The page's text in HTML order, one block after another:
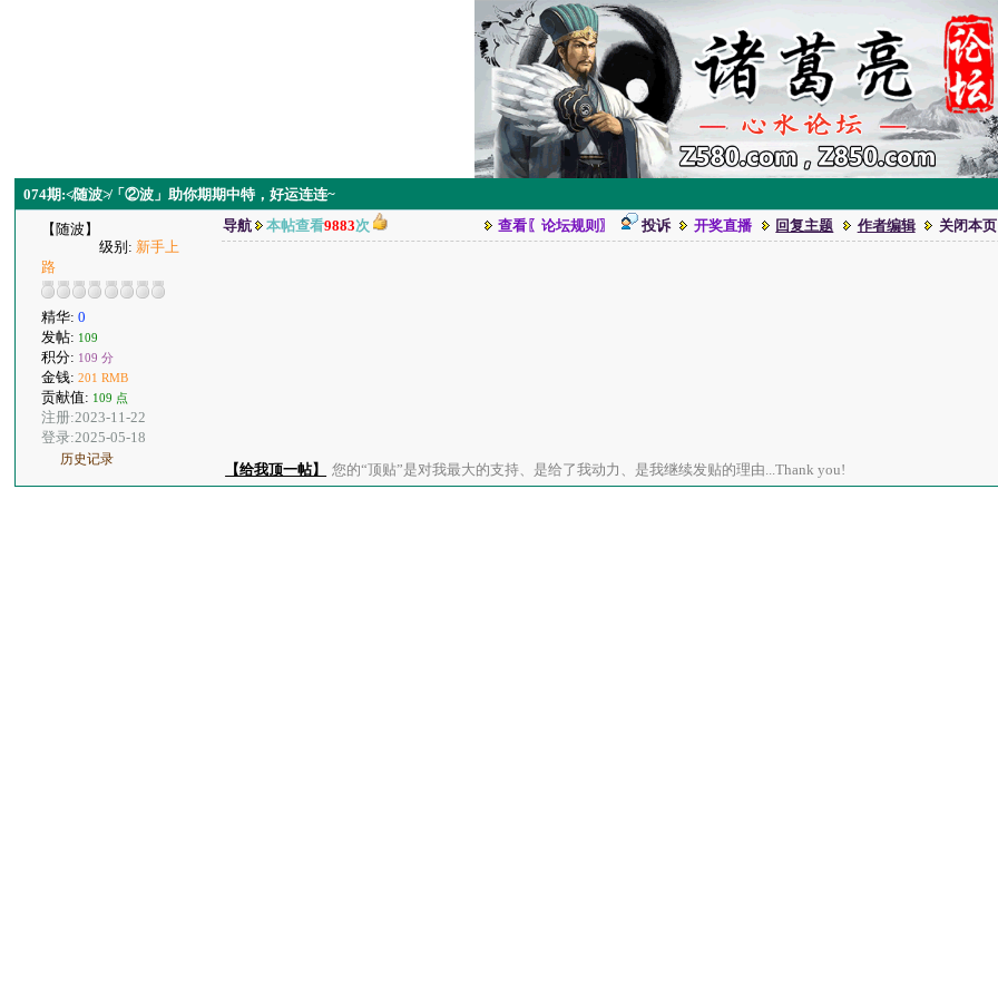
074期:≮随波≯「②波」助你期期中特，好运连连~
【随波】
级别: 新手上
路
精华:0
发帖: 109
积分: 109 分
金钱:201 RMB
贡献值: 109 点
注册:2023-11-22
登录:2025-05-18
历史记录
导航 本帖查看9883次 查看〖论坛规则〗 投诉 开奖直播 回复主题 作者编辑 关闭本页
【给我顶一帖】 您的“顶贴”是对我最大的支持、是给了我动力、是我继续发贴的理由...Thank you!